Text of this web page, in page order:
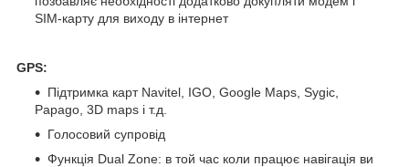
SIM-карту для виходу в інтернет
GPS:
Підтримка карт Navitel, IGO, Google Maps, Sygic,
Papago, 3D maps і т.д.
Голосовий супровід
Функція Dual Zone: в той час коли працює навігація ви